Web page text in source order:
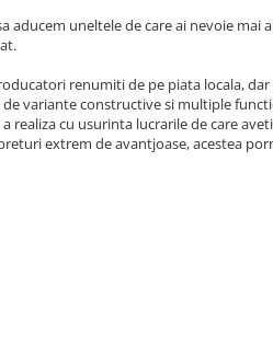
aducem uneltele de care ai nevoie mai
renumiti de pe piata locala,
variante constructive si multiple
cu usurinta lucrarile de care
extrem de avantjoase, acestea